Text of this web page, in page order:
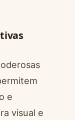
e
visual e